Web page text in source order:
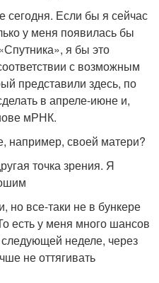
сегодня. Если бы я сейчас
у меня появилась бы
я бы это
с возможным
представили здесь, по
в апреле-июне и,
мРНК.
например, своей матери?
точка зрения. Я
но все-таки не в бункере
есть у меня много шансов
следующей неделе, через
не оттягивать